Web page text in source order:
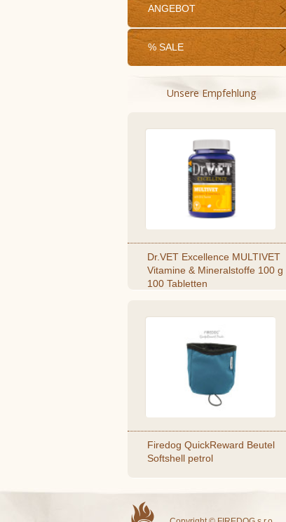
ANGEBOT
% SALE
Unsere Empfehlung
Dr.VET Excellence MULTIVET
Vitamine & Mineralstoffe 100 g
100 Tabletten
Firedog QuickReward Beutel
Softshell petrol